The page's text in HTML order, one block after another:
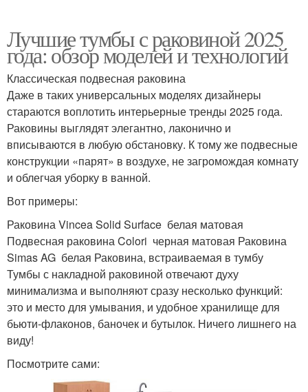
Лучшие тумбы с раковиной 2025
года: обзор моделей и технологий
Классическая подвесная раковина
Даже в таких универсальных моделях дизайнеры
стараются воплотить интерьерные тренды 2025 года.
Раковины выглядят элегантно, лаконично и
вписываются в любую обстановку. К тому же подвесные
конструкции «парят» в воздухе, не загромождая комнату
и облегчая уборку в ванной.
Вот примеры:
Раковина Vincea Solid Surface белая матовая
Подвесная раковина Colori черная матовая Раковина
Simas AG белая Раковина, встраиваемая в тумбу
Тумбы с накладной раковиной отвечают духу
минимализма и выполняют сразу несколько функций:
это и место для умывания, и удобное хранилище для
бьюти-флаконов, баночек и бутылок. Ничего лишнего на
виду!
Посмотрите сами: